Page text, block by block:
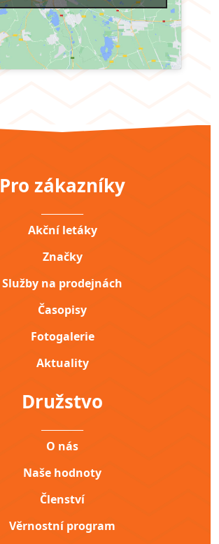
Pro zákazníky
Akční letáky
Značky
Služby na prodejnách
Časopisy
Fotogalerie
Aktuality
Družstvo
O nás
Naše hodnoty
Členství
Věrnostní program